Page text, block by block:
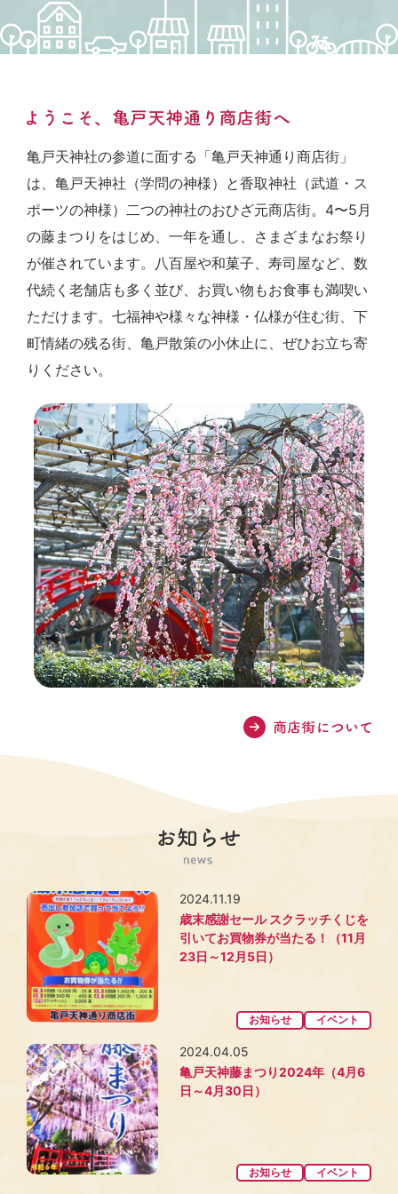
亀戸天神社の参道に面する「亀戸天神通り商店街」
は、亀戸天神社（学問の神様）と香取神社（武道・ス
ポーツの神様）二つの神社のおひざ元商店街。4〜5月
の藤まつりをはじめ、一年を通し、さまざまなお祭り
が催されています。八百屋や和菓子、寿司屋など、数
代続く老舗店も多く並び、お買い物もお食事も満喫い
ただけます。七福神や様々な神様・仏様が住む街、下
町情緒の残る街、亀戸散策の小休止に、ぜひお立ち寄
りください。
2024.11.19
歳末感謝セール スクラッチくじを
引いてお買物券が当たる！（11月
23日～12月5日）
お知らせ イベント
2024.04.05
亀戸天神藤まつり2024年（4月6
日～4月30日）
お知らせ イベント